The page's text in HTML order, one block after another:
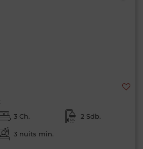
3 Ch. 2 Sdb.
3 nuits min.